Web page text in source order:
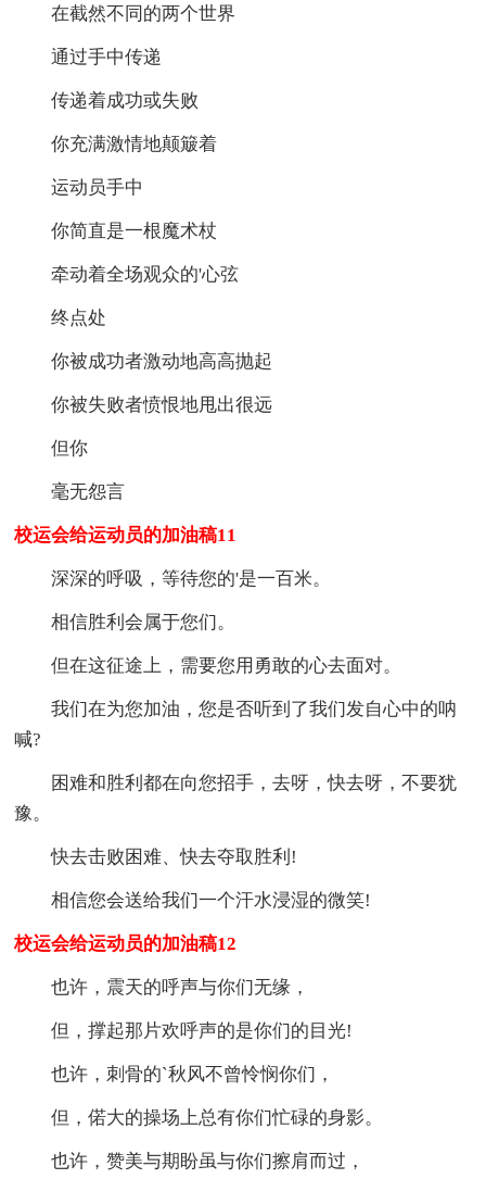
在截然不同的两个世界
通过手中传递
传递着成功或失败
你充满激情地颠簸着
运动员手中
你简直是一根魔术杖
牵动着全场观众的'心弦
终点处
你被成功者激动地高高抛起
你被失败者愤恨地甩出很远
但你
毫无怨言
校运会给运动员的加油稿11
深深的呼吸，等待您的'是一百米。
相信胜利会属于您们。
但在这征途上，需要您用勇敢的心去面对。
我们在为您加油，您是否听到了我们发自心中的呐
喊?
困难和胜利都在向您招手，去呀，快去呀，不要犹
豫。
快去击败困难、快去夺取胜利!
相信您会送给我们一个汗水浸湿的微笑!
校运会给运动员的加油稿12
也许，震天的呼声与你们无缘，
但，撑起那片欢呼声的是你们的目光!
也许，刺骨的`秋风不曾怜悯你们，
但，偌大的操场上总有你们忙碌的身影。
也许，赞美与期盼虽与你们擦肩而过，